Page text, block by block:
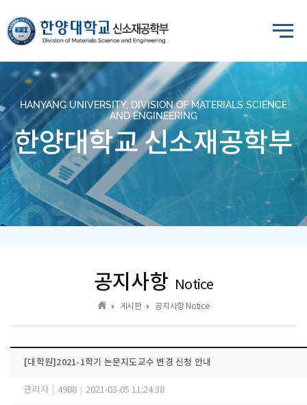
HANYANG UNIVERSITY, DIVISION OF MATERIALS SCIENCE
AND ENGINEERING
한양대학교 신소재공학부
공지사항 Notice
게시판 공지사항 Notice
[대학원]2021-1학기 논문지도교수 변경 신청 안내
관리자 4988 2021-03-05 11:24:38